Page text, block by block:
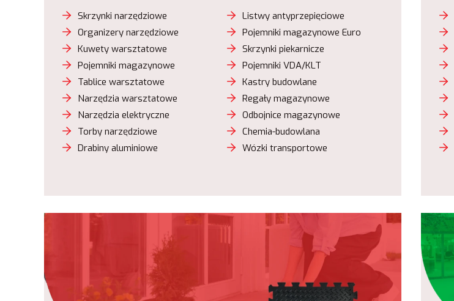
Skrzynki narzędziowe
Organizery narzędziowe
Kuwety warsztatowe
Pojemniki magazynowe
Tablice warsztatowe
Narzędzia warsztatowe
Narzędzia elektryczne
Torby narzędziowe
Drabiny aluminiowe
Listwy antyprzepięciowe
Pojemniki magazynowe Euro
Skrzynki piekarnicze
Pojemniki VDA/KLT
Kastry budowlane
Regały magazynowe
Odbojnice magazynowe
Chemia-budowlana
Wózki transportowe